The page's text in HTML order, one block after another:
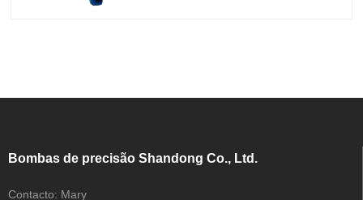
Bombas de precisão Shandong Co., Ltd.
Contacto: Mary